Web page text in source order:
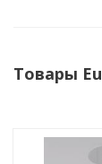
Товары